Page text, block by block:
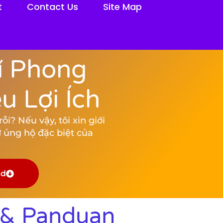
Contact Us Site Map
Phong
Lợi Ích
Nếu vậy, tôi xin giới
hộ đặc biệt của
Panduan